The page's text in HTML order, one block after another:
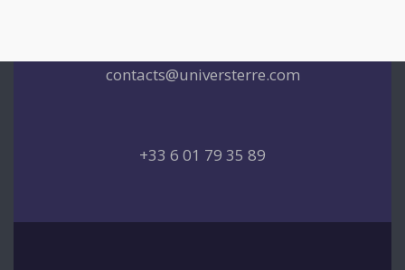
contacts@universterre.com
+33 6 01 79 35 89